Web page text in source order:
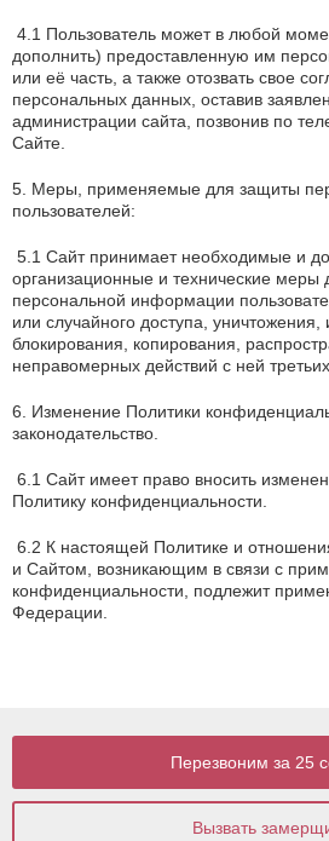
4.1 Пользователь может в любой
дополнить) предоставленную им
или её часть, а также отозвать свое
персональных данных, оставив
администрации сайта, позвонив по
Сайте.
5. Меры, применяемые для защиты
пользователей:
5.1 Сайт принимает необходимые и
организационные и технические меры
персональной информации
или случайного доступа, уничтожения,
блокирования, копирования,
неправомерных действий с ней
6. Изменение Политики
законодательство.
6.1 Сайт имеет право вносить
Политику конфиденциальности.
6.2 К настоящей Политике и
и Сайтом, возникающим в связи с
конфиденциальности, подлежит
Федерации.
Перезвоним за 25
Вызвать